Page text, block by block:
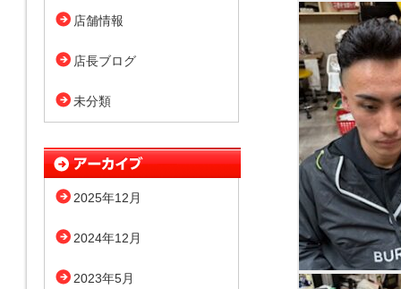
店舗情報
店長ブログ
未分類
2025年12月
2024年12月
2023年5月